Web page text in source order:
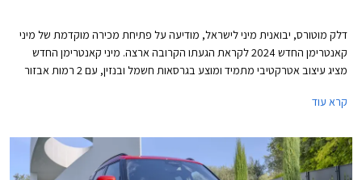
דלק מוטורס, יבואנית מיני לישראל, מודיעה על פתיחת מכירה מוקדמת של מיני
קאנטרימן החדש 2024 לקראת הגעתו הקרובה ארצה. מיני קאנטרימן החדש
מציג עיצוב אטרקטיבי מתמיד ומוצע בגרסאות חשמל ובנזין, עם 2 רמות אבזור
קרא עוד